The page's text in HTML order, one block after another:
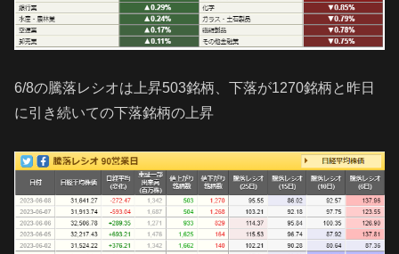
6/8の騰落レシオは上昇503銘柄、下落が1270銘柄と昨日
に引き続いての下落銘柄の上昇